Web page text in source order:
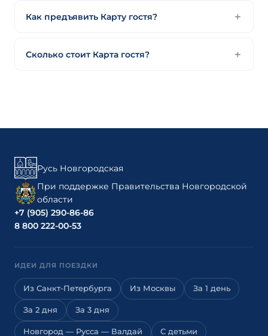
Как предъявить Карту гостя?
Сколько стоит Карта гостя?
Русь Новгородская
При поддержке Правительства Новгородской
области
+7 (905) 290-86-86
8 800 222-00-53
ИДЕИ ДЛЯ ПОЕЗДКИ
Из Санкт-Петербурга Из Москвы За 1 день
За 2 дня За 3 дня
Новгород — Русса — Валдай С детьми